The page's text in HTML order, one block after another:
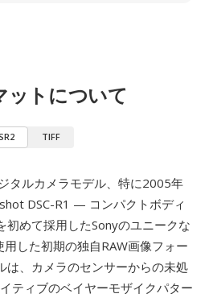
ットについて
TIFF
タルカメラモデル、特に2005年
DSC-R1 — コンパクトボディ
初めて採用したSonyのユニークな
した初期の独自RAW画像フォー
は、カメラのセンサーからの未処
ティブのベイヤーモザイクパター